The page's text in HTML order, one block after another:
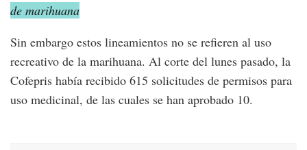
de marihuana
Sin embargo estos lineamientos no se refieren al uso
recreativo de la marihuana. Al corte del lunes pasado, la
Cofepris había recibido 615 solicitudes de permisos para
uso medicinal, de las cuales se han aprobado 10.